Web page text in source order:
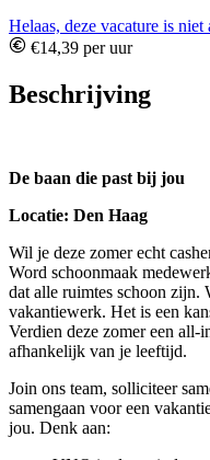
Helaas, deze vacature is niet
€14,39 per uur
Beschrijving
De baan die past bij jou
Locatie: Den Haag
Wil je deze zomer echt
Word schoonmaak
dat alle ruimtes schoon zijn.
vakantiewerk. Het is een
Verdien deze zomer een all-
afhankelijk van je leeftijd.
Join ons team, solliciteer
samengaan voor een
jou. Denk aan: